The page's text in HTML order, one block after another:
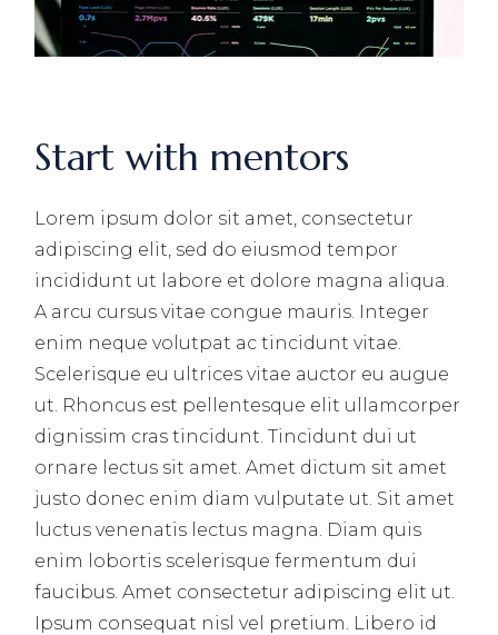
Start with mentors
Lorem ipsum dolor sit amet, consectetur
adipiscing elit, sed do eiusmod tempor
incididunt ut labore et dolore magna aliqua.
A arcu cursus vitae congue mauris. Integer
enim neque volutpat ac tincidunt vitae.
Scelerisque eu ultrices vitae auctor eu augue
ut. Rhoncus est pellentesque elit ullamcorper
dignissim cras tincidunt. Tincidunt dui ut
ornare lectus sit amet. Amet dictum sit amet
justo donec enim diam vulputate ut. Sit amet
luctus venenatis lectus magna. Diam quis
enim lobortis scelerisque fermentum dui
faucibus. Amet consectetur adipiscing elit ut.
Ipsum consequat nisl vel pretium. Libero id